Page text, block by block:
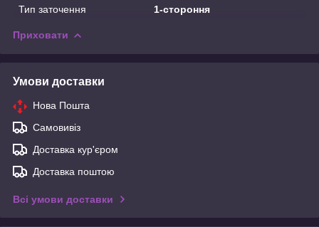
Тип заточення
1-стороння
Приховати
Умови доставки
Нова Пошта
Самовивіз
Доставка кур'єром
Доставка поштою
Всі умови доставки